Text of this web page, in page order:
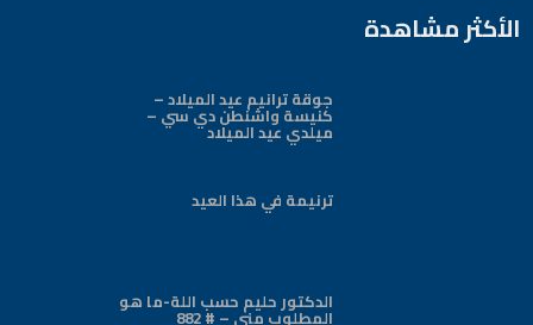
الأكثر مشاهدة
جوقة ترانيم عيد الميلاد –
كنيسة واشنطن دي سي –
ميلدي عيد الميلاد
ترنيمة في هذا العيد
الدكتور حليم حسب اللة-ما هو
المطلوب مني – # 882